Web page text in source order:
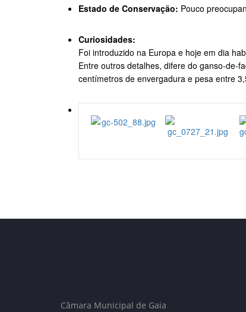
Estado de Conservação: Pouco
Curiosidades:
Foi introduzido na Europa e hoje em dia
Entre outros detalhes, difere do ganso-de-
centímetros de envergadura e pesa entre
Câmara Municipal de Gaia